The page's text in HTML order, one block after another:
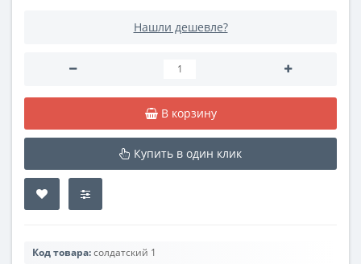
Нашли дешевле?
В корзину
Купить в один клик
Код товара:солдатский 1